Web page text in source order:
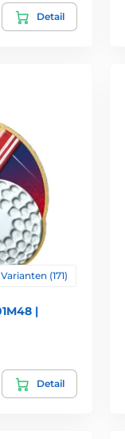
Detail
Varianten (171)
|
Detail